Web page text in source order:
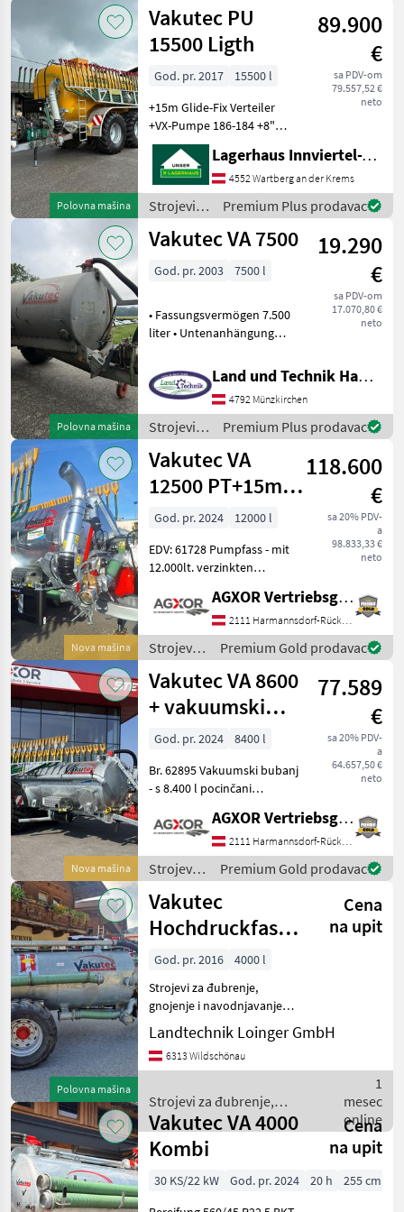
đubrenje,
gnojenje i
navodnjavanje
/ Vakutec
Polovna mašina
Vakutec PU
15500 Ligth
89.900
€
sa PDV-om
79.557,52 €
neto
God. pr. 2017
15500 l
+15m Glide-Fix Verteiler
+VX-Pumpe 186-184 +8"
Saugarm links
+Nachlauflenk Achse
+Räder: 750/75R30, 5 +DLA
mit ALB +K80 +WWGW +hyd.
Stützf
Lagerhaus Innviertel-Traunviertel-Urfahr eGen, Wartberg/Krems
4552 Wartberg an der Krems
Strojevi
za
đubrenje,
navodnjavanje
Premium Plus prodavac
Polovna mašina
Vakutec VA 7500
19.290
€
sa PDV-om
17.070,80 €
neto
God. pr. 2003 7500 l
• Fassungsvermögen 7.500
liter • Untenanhängung
Vorbereitung
Schleppschuhverteiler •
Hydr. Bremse mit
Typenschein 25 km/h •
Verstärkte Achse
Land und Technik HandelsgesmbH
4792 Münzkirchen
Strojevi
za
đubrenje,
gnojenje i
navodnjavanje
/ Vakutec
Premium Plus prodavac
Nova mašina
Vakutec VA
12500 PT+15m
Schleppschuhverteiler
Pumpfass S
118.600
€
sa 20% PDV-
a
98.833,33 €
neto
God. pr. 2024
12000 l
EDV: 61728 Pumpfass - mit
12.000lt. verzinkten
Fassdurchmesser - mit
1.000mm ausschwenkbaren
Heckdeckel - mit 200mm
Domdeckel - mit Sc
AGXOR Vertriebsgesellschaft Ost GmbH
2111 Harmannsdorf-Rückersdorf
Strojevi
za
đubrenje,
gnojenje i
navodnjavanje
/ Vakutec
Premium Gold prodavac
Nova mašina
Vakutec VA 8600
+ vakuumski
spremnik
razdjelnika
vučne papuče
77.589
€
sa 20% PDV-
a
64.657,50 €
neto
God. pr. 2024
8400 l
Br. 62895 Vakuumski bubanj
- s 8.400 l pocinčani
spremnika 1500 mm - s
stražnjim poklopcem koji se
otvara 1000 mm - s
pregradnom pločom - s p
AGXOR Vertriebsgesellschaft Ost GmbH
2111 Harmannsdorf-Rückersdorf
Strojevi
za
đubrenje,
gnojenje i
navodnjavanje
/ Vakutec
Premium Gold prodavac
Polovna mašina
Vakutec
Hochdruckfass
VA-K 4000
,Ausstattung : B
Cena
na upit
God. pr. 2016
4000 l
Strojevi za đubrenje,
gnojenje i navodnjavanje
Cisterne za gnojnicu
Landtechnik Loinger GmbH
6313 Wildschönau
Strojevi za đubrenje,
gnojenje i navodnjavanje /
Vakutec
1
mesec
online
Vakutec VA 4000
Kombi
Cena
na upit
30 KS/22 kW God. pr. 2024 20 h
255 cm